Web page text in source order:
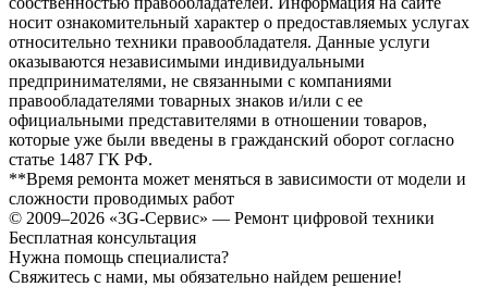
носит ознакомительный характер о предоставляемых услугах
относительно техники правообладателя. Данные услуги
оказываются независимыми индивидуальными
предпринимателями, не связанными с компаниями
правообладателями товарных знаков и/или с ее
официальными представителями в отношении товаров,
которые уже были введены в гражданский оборот согласно
статье 1487 ГК РФ.
**Время ремонта может меняться в зависимости от модели и
сложности проводимых работ
© 2009–2026 «3G-Сервис» — Ремонт цифровой техники
Бесплатная консультация
Нужна помощь специалиста?
Свяжитесь с нами, мы обязательно найдем решение!